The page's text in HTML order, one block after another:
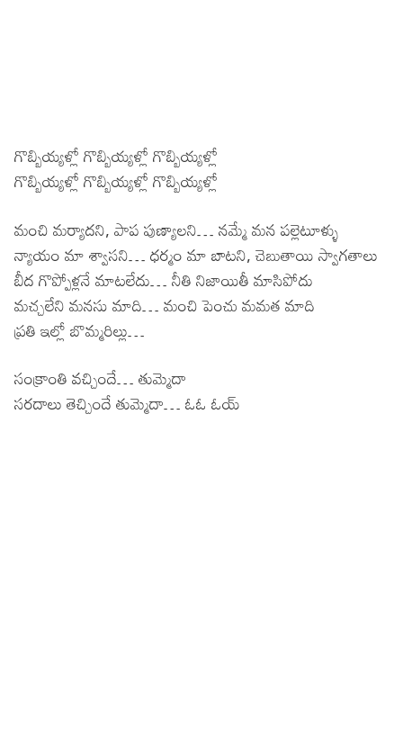
గొబ్బియ్యళ్లో గొబ్బియ్యళ్లో గొబ్బియ్యళ్లో
గొబ్బియ్యళ్లో గొబ్బియ్యళ్లో గొబ్బియ్యళ్లో
మంచి మర్యాదని, పాప పుణ్యాలని… నమ్మే మన పల్లెటూళ్ళు
న్యాయం మా శ్వాసని… ధర్మం మా బాటని, చెబుతాయి స్వాగతాలు
బీద గొప్పోళ్లనే మాటలేదు… నీతి నిజాయితీ మాసిపోదు
మచ్చలేని మనసు మాది… మంచి పెంచు మమత మాది
ప్రతి ఇల్లో బొమ్మరిల్లు…
సంక్రాంతి వచ్చిందే… తుమ్మెదా
సరదాలు తెచ్చిందే తుమ్మెదా… ఓఓ ఓయ్